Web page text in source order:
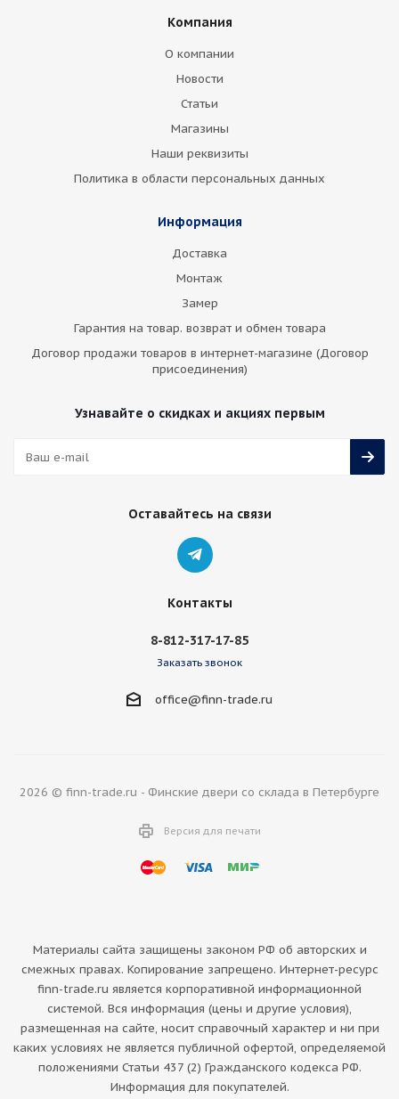
Компания
О компании
Новости
Статьи
Магазины
Наши реквизиты
Политика в области персональных данных
Информация
Доставка
Монтаж
Замер
Гарантия на товар. возврат и обмен товара
Договор продажи товаров в интернет-магазине (Договор
присоединения)
Узнавайте о скидках и акциях первым
Оставайтесь на связи
Контакты
8-812-317-17-85
Заказать звонок
office@finn-trade.ru
2026 © finn-trade.ru - Финские двери со склада в Петербурге
Версия для печати
Материалы сайта защищены законом РФ об авторских и
смежных правах. Копирование запрещено. Интернет-ресурс
finn-trade.ru является корпоративной информационной
системой. Вся информация (цены и другие условия),
размещенная на сайте, носит справочный характер и ни при
каких условиях не является публичной офертой, определяемой
положениями Статьи 437 (2) Гражданского кодекса РФ.
Информация для покупателей.